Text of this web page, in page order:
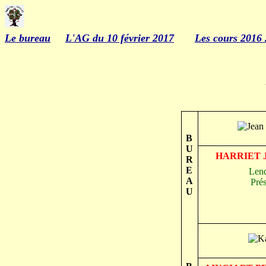
Le bureau L'AG du 10 février 2017 Les cours 2016
B
U
R
E
A
U
HARRIET